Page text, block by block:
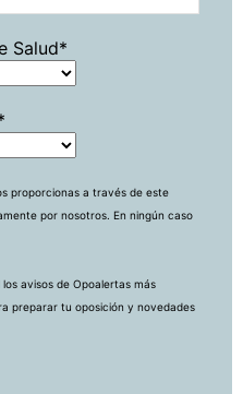
Salud*
proporcionas a través de este
por nosotros. En ningún caso
avisos de Opoalertas más
preparar tu oposición y novedades